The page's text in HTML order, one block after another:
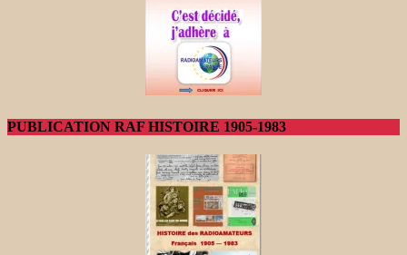
PUBLICATION RAF HISTOIRE 1905-1983